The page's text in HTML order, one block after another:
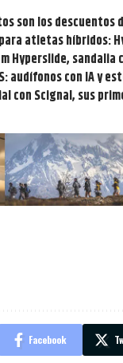
son los descuentos
atletas híbridos:
Hyperslide,
audífonos con IA y
con Scignal, sus
Facebook